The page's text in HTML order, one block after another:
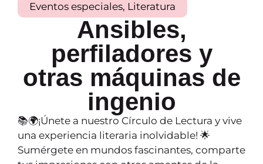
Eventos especiales, Literatura
Ansibles,
perfiladores y
otras máquinas de
ingenio
📚🌍¡Únete a nuestro Círculo de Lectura y vive
una experiencia literaria inolvidable! 🌟
Sumérgete en mundos fascinantes, comparte